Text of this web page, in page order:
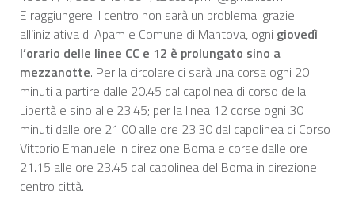
E raggiungere il centro non sarà un problema: grazie
all’iniziativa di Apam e Comune di Mantova, ogni giovedì
l’orario delle linee CC e 12 è prolungato sino a
mezzanotte. Per la circolare ci sarà una corsa ogni 20
minuti a partire dalle 20.45 dal capolinea di corso della
Libertà e sino alle 23.45; per la linea 12 corse ogni 30
minuti dalle ore 21.00 alle ore 23.30 dal capolinea di Corso
Vittorio Emanuele in direzione Boma e corse dalle ore
21.15 alle ore 23.45 dal capolinea del Boma in direzione
centro città.